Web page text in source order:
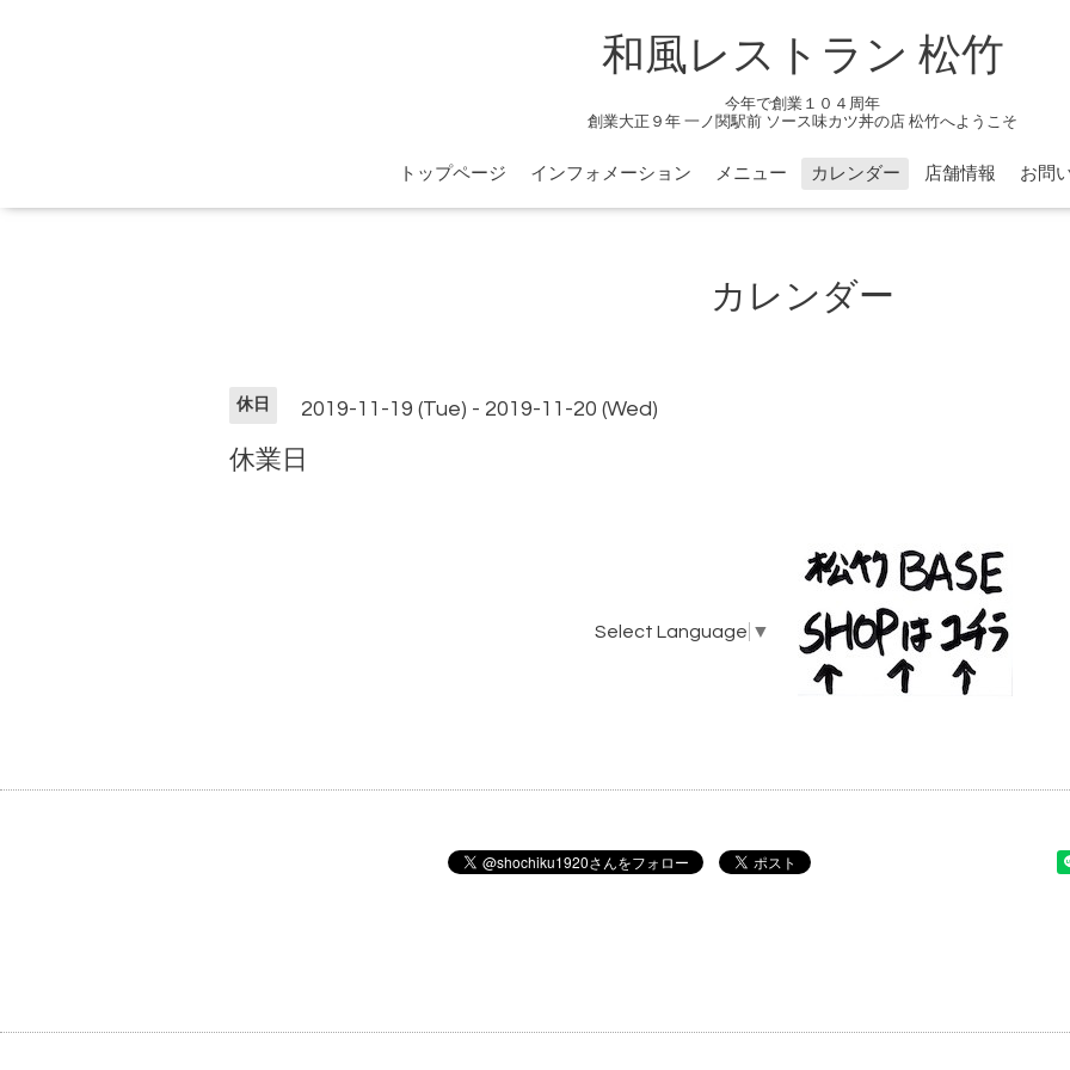
和風レストラン 松竹
今年で創業１０４周年
創業大正９年 一ノ関駅前 ソース味カツ丼の店 松竹へようこそ
トップページ インフォメーション メニュー カレンダー 店舗情報 お問
カレンダー
休日 2019-11-19 (Tue) - 2019-11-20 (Wed)
休業日
Select Language ▼